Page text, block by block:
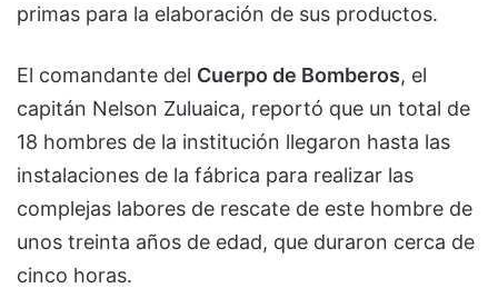
primas para la elaboración de sus productos.
El comandante del Cuerpo de Bomberos, el
capitán Nelson Zuluaica, reportó que un total de
18 hombres de la institución llegaron hasta las
instalaciones de la fábrica para realizar las
complejas labores de rescate de este hombre de
unos treinta años de edad, que duraron cerca de
cinco horas.